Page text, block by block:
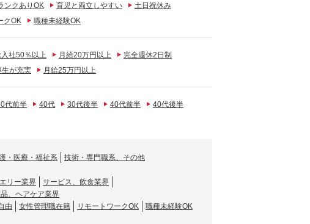
ンクありOK 育児と両立しやすい
土日祝休み
クOK 職種未経験OK
社50％以上 月給20万円以上
完全週休2日制
生が充実 月給25万円以上
代前半 40代 30代後半 40代前半 40代後半
・医療・福祉系
技術・専門職系、その他
リー業界
サービス、飲食業界
、ヘアケア業界
由 女性管理職在籍 リモートワークOK
職種未経験OK